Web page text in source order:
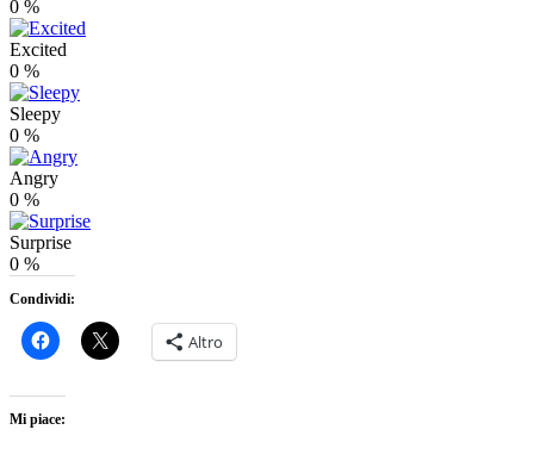
0 %
Excited
0 %
Sleepy
0 %
Angry
0 %
Surprise
0 %
Condividi:
Altro
Mi piace: